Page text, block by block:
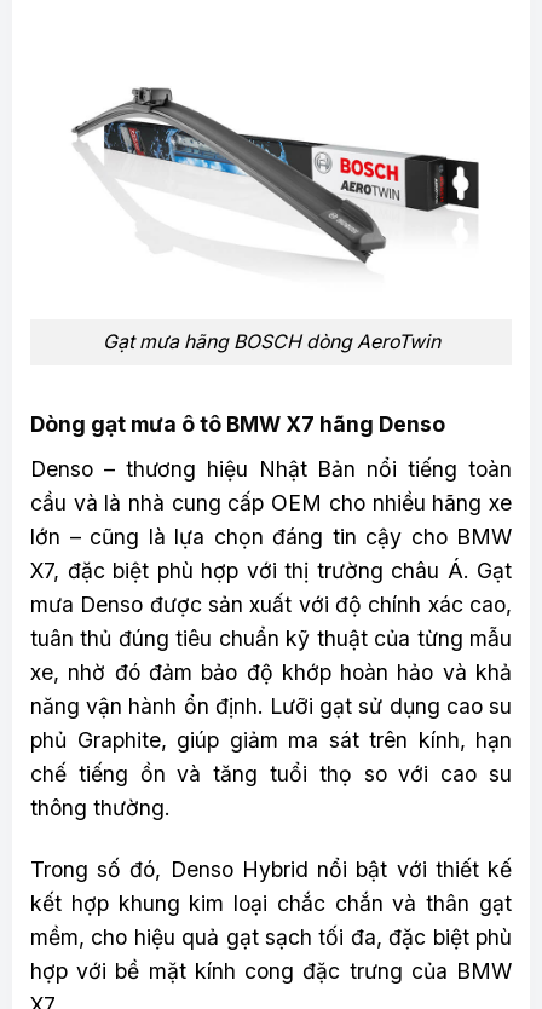
Gạt mưa hãng BOSCH dòng AeroTwin
Dòng gạt mưa ô tô BMW X7 hãng Denso
Denso – thương hiệu Nhật Bản nổi tiếng toàn
cầu và là nhà cung cấp OEM cho nhiều hãng xe
lớn – cũng là lựa chọn đáng tin cậy cho BMW
X7, đặc biệt phù hợp với thị trường châu Á. Gạt
mưa Denso được sản xuất với độ chính xác cao,
tuân thủ đúng tiêu chuẩn kỹ thuật của từng mẫu
xe, nhờ đó đảm bảo độ khớp hoàn hảo và khả
năng vận hành ổn định. Lưỡi gạt sử dụng cao su
phủ Graphite, giúp giảm ma sát trên kính, hạn
chế tiếng ồn và tăng tuổi thọ so với cao su
thông thường.
Trong số đó, Denso Hybrid nổi bật với thiết kế
kết hợp khung kim loại chắc chắn và thân gạt
mềm, cho hiệu quả gạt sạch tối đa, đặc biệt phù
hợp với bề mặt kính cong đặc trưng của BMW